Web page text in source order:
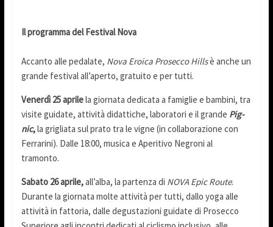
Il programma del Festival Nova
Accanto alle pedalate, Nova Eroica Prosecco Hillsè anche un
grande festival all’aperto, gratuito e per tutti.
Venerdì 25 aprilela giornata dedicata a famiglie e bambini, tra
visite guidate, attività didattiche, laboratori e il grande Pig-
nic,la grigliata sul prato tra le vigne (in collaborazione con
Ferrarini). Dalle 18:00, musica e Aperitivo Negroni al
tramonto.
Sabato 26 aprile,all’alba, la partenza di NOVA Epic Route.
Durante la giornata molte attività per tutti, dallo yoga alle
attività in fattoria, dalle degustazioni guidate di Prosecco